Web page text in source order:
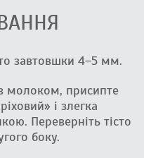
завтовшки 4–5 мм.
молоком, присипте
і злегка
Переверніть тісто
боку.